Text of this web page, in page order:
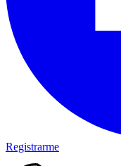
Registrarme